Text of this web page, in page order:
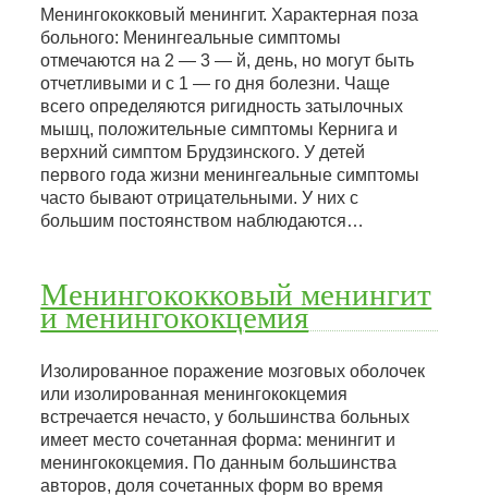
Менингококковый менингит. Характерная поза
больного: Менингеальные симптомы
отмечаются на 2 — 3 — й, день, но могут быть
отчетливыми и с 1 — го дня болезни. Чаще
всего определяются ригидность затылочных
мышц, положительные симптомы Кернига и
верхний симптом Брудзинского. У детей
первого года жизни менингеальные симптомы
часто бывают отрицательными. У них с
большим постоянством наблюдаются…
Менингококковый менингит
и менингококцемия
Изолированное поражение мозговых оболочек
или изолированная менингококцемия
встречается нечасто, у большинства больных
имеет место сочетанная форма: менингит и
менингококцемия. По данным большинства
авторов, доля сочетанных форм во время